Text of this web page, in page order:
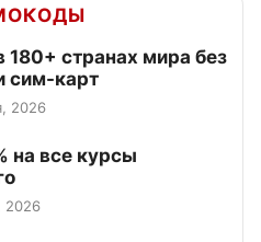
180+ странах мира без
сим-карт
2026
на все курсы
2026